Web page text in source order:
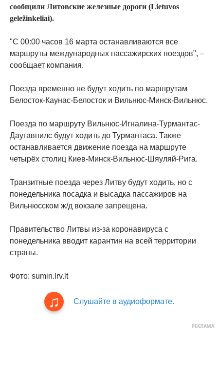
сообщили Литовские железные дороги (Lietuvos
geležinkeliai).
"С 00:00 часов 16 марта останавливаются все
маршруты международных пассажирских поездов", –
сообщает компания.
Поезда временно не будут ходить по маршрутам
Белосток-Каунас-Белосток и Вильнюс-Минск-Вильнюс.
Поезда по маршруту Вильнюс-Игналина-Турмантас-
Даугавпилс будут ходить до Турмантаса. Также
останавливается движение поезда на маршруте
четырёх столиц Киев-Минск-Вильнюс-Шяуляй-Рига.
Транзитные поезда через Литву будут ходить, но с
понедельника посадка и высадка пассажиров на
Вильнюсском ж/д вокзале запрещена.
Правительство Литвы из-за коронавируса с
понедельника вводит карантин на всей территории
страны.
Фото: sumin.lrv.lt
Слушайте в аудиоформате.